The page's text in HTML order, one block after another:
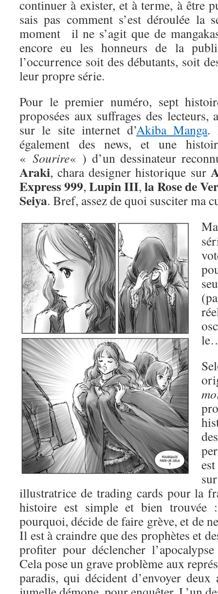
continuer à exister, et à terme, à être
sais pas comment s’est déroulée la
moment il ne s’agit que de
encore eu les honneurs de la
l’occurrence soit des débutants, soit
leur propre série.
Pour le premier numéro, sept
proposées aux suffrages des lecteurs,
sur le site internet d’Akiba Manga.
également des news, et une
« Sourire« ) d’un dessinateur
Araki, chara designer historique sur
Express 999, Lupin III, la Rose de
Seiya. Bref, assez de quoi susciter ma
est
illustratrice de trading cards pour la
histoire est simple et bien
pourquoi, décide de faire grève, et de
Il est à craindre que des prophètes et
profiter pour déclencher
Cela pose un grave problème aux
paradis, qui décident d’envoyer deux